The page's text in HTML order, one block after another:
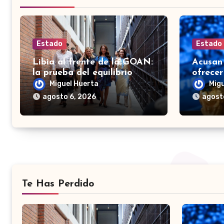
Estado
Libia al frente de la GOAN:
la prueba del equilibrio
Miguel Huerta
agosto 6, 2026
Estado
2030 a
de
Te Has Perdido